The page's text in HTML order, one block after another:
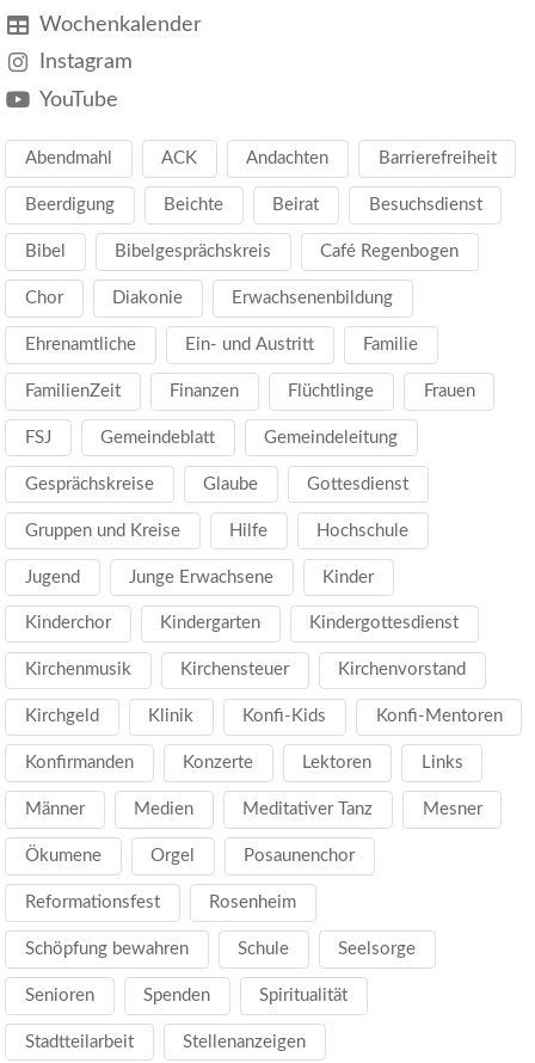
Wochenkalender
Instagram
YouTube
Abendmahl ACK Andachten Barrierefreiheit
Beerdigung Beichte Beirat Besuchsdienst
Bibel Bibelgesprächskreis Café Regenbogen
Chor Diakonie Erwachsenenbildung
Ehrenamtliche Ein- und Austritt Familie
FamilienZeit Finanzen Flüchtlinge Frauen
FSJ Gemeindeblatt Gemeindeleitung
Gesprächskreise Glaube Gottesdienst
Gruppen und Kreise Hilfe Hochschule
Jugend Junge Erwachsene Kinder
Kinderchor Kindergarten Kindergottesdienst
Kirchenmusik Kirchensteuer Kirchenvorstand
Kirchgeld Klinik Konfi-Kids Konfi-Mentoren
Konfirmanden Konzerte Lektoren Links
Männer Medien Meditativer Tanz Mesner
Ökumene Orgel Posaunenchor
Reformationsfest Rosenheim
Schöpfung bewahren Schule Seelsorge
Senioren Spenden Spiritualität
Stadtteilarbeit Stellenanzeigen